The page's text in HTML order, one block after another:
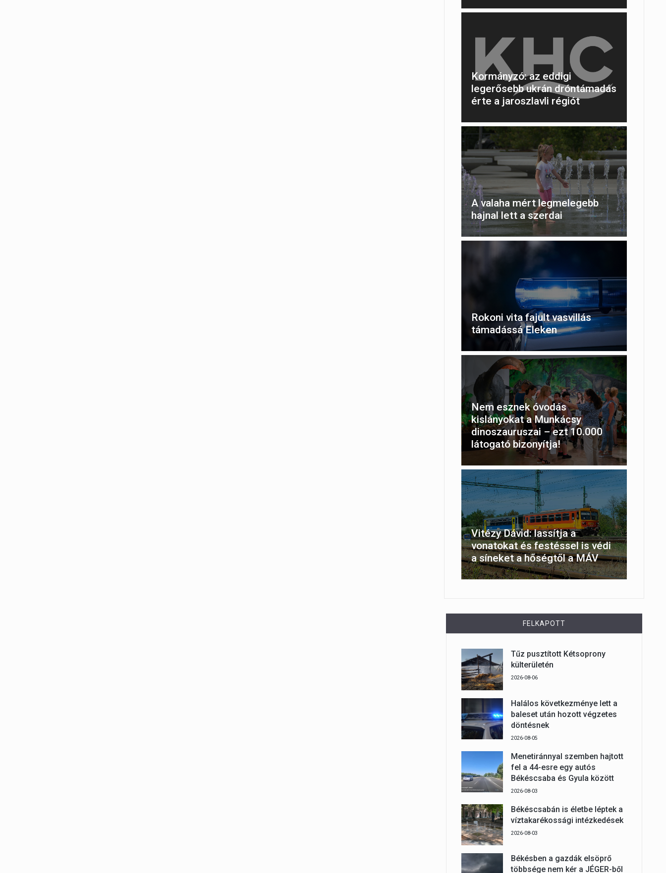
Kormányzó: az eddigi
legerősebb ukrán dróntámadás
érte a jaroszlavli régiót
A valaha mért legmelegebb
hajnal lett a szerdai
Rokoni vita fajult vasvillás
támadássá Eleken
Nem esznek óvodás
kislányokat a Munkácsy
dinoszauruszai – ezt 10.000
látogató bizonyítja!
Vitézy Dávid: lassítja a
vonatokat és festéssel is védi
a síneket a hőségtől a MÁV
FELKAPOTT
Tűz pusztított Kétsoprony
külterületén
2026-08-06
Halálos következménye lett a
baleset után hozott végzetes
döntésnek
2026-08-05
Menetiránnyal szemben hajtott
fel a 44-esre egy autós
Békéscsaba és Gyula között
2026-08-03
Békéscsabán is életbe léptek a
víztakarékossági intézkedések
2026-08-03
Békésben a gazdák elsöprő
többsége nem kér a JÉGER-ből